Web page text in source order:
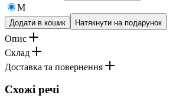
M
Додати в кошик Натякнути на подарунок
Опис
Склад
Доставка та повернення
Схожі речі